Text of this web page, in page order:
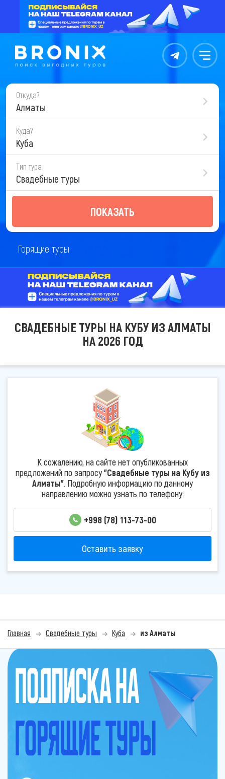
Контакты Меню
Откуда?
Алматы
Куда?
Куба
Тип тура
Свадебные туры
ПОКАЗАТЬ
Горящие туры
СВАДЕБНЫЕ ТУРЫ НА КУБУ ИЗ АЛМАТЫ
НА 2026 ГОД
К сожалению, на сайте нет опубликованных
предложений по запросу"Свадебные туры на Кубу из
Алматы". Подробную информацию по данному
направлению можно узнать по телефону:
+998 (78) 113-73-00
Оставить заявку
Главная Свадебные туры Куба из Алматы